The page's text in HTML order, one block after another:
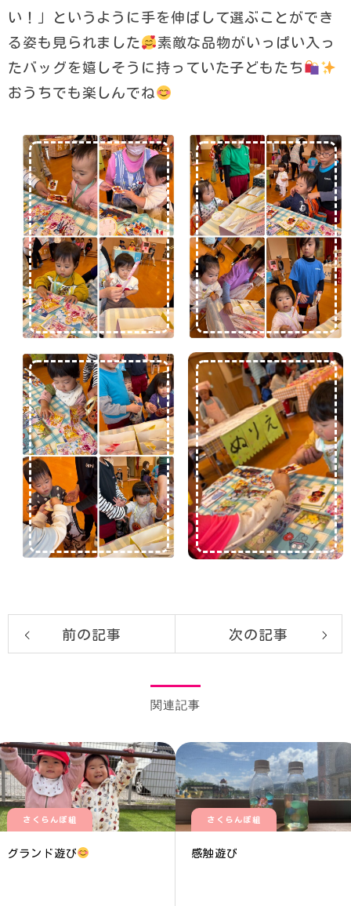
い！」というように手を伸ばして選ぶことができ
る姿も見られました
素敵な品物がいっぱい入っ
たバッグを嬉しそうに持っていた子どもたち
おうちでも楽しんでね
前の記事 次の記事
関連記事
さくらんぼ組
グランド遊び
さくらんぼ組
感触遊び